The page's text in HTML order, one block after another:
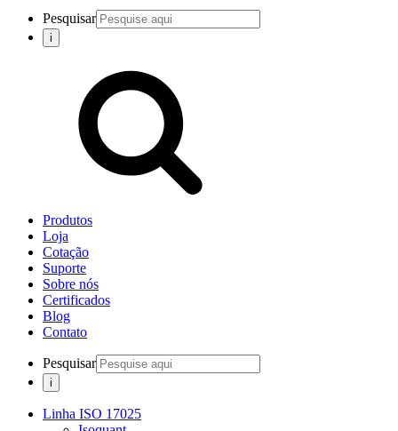
Pesquisar
Produtos
Loja
Cotação
Suporte
Sobre nós
Certificados
Blog
Contato
Pesquisar
Linha ISO 17025